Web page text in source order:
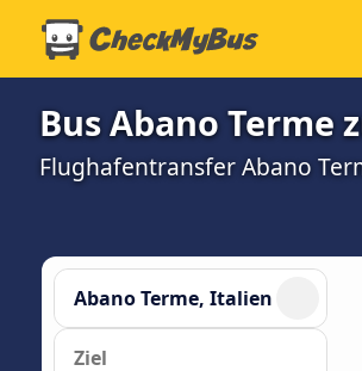
Bus Abano Terme
Flughafentransfer Abano